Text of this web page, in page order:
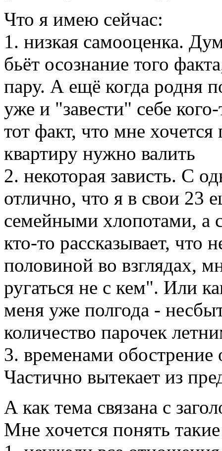
Что я имею сейчас:
1. низкая самооценка.
бьёт осознание того
пару. А ещё когда родня
уже и "завести" себе
тот факт, что мне
квартиру нужно валить
2. некоторая зависть. С
отлично, что я в свои 23
семейными хлопотами, а
кто-то рассказывает, что
половиной во взглядах,
ругаться не с кем". Или
меня уже полгода -
количество парочек
3. временами обострение
Частично вытекает из
А как тема связана с
Мне хочется понять